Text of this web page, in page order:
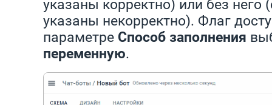
указаны корректно) или без него
указаны некорректно). Флаг
параметре Способ заполнения
переменную.